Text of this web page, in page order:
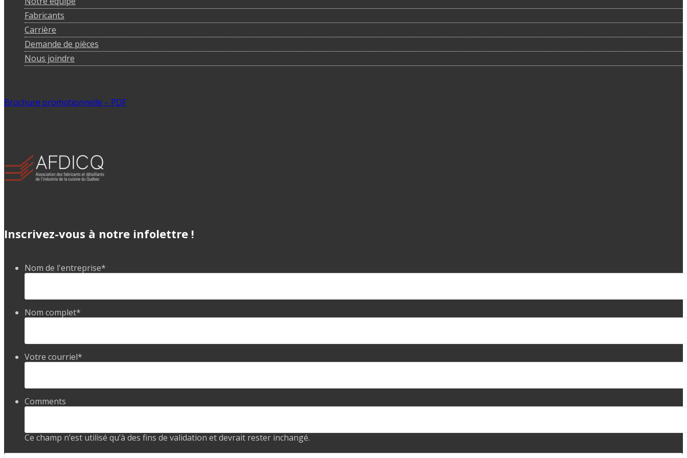
Fabricants
Carrière
Demande de pièces
Nous joindre
Brochure promotionnelle – PDF
Inscrivez-vous à notre infolettre !
Nom de l'entreprise*
Nom complet*
Votre courriel*
Comments
Ce champ n’est utilisé qu’à des fins de validation et devrait rester inchangé.